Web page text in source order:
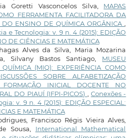
Goretti Vasconcelos Silva, MAPAS
FERRAMENTA FACILITADORA DA
DO ENSINO DE QUÍMICA ORGÂNICA,
e Tecnologia: v. 9 n. 4 (2015): EDIÇÃO
DE CIÊNCIAS E MATEMÁTICA
Alves da Silva, Maria Mozarina
Silvany Bastos Santiago, MUSEU
(MIQ): EXPERIÊNCIA COMO
SOBRE ALFABETIZAÇÃO
INICIAL DOCENTE NO
DO PIAUÍ (IFPI-PICOS) ,Conexões -
v. 9 n. 4 (2015): EDIÇÃO ESPECIAL:
E MATEMÁTICA
Francisco Régis Vieira Alves,
Sousa, International Mathematical